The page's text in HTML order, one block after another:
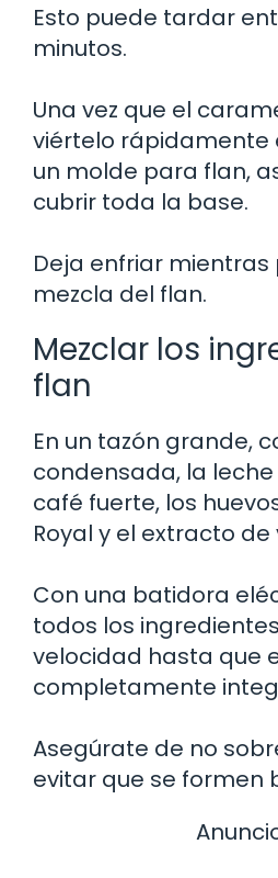
Esto puede tardar
minutos.
Una vez que el
viértelo rápidamente
un molde para flan,
cubrir toda la base.
Deja enfriar
mezcla del flan.
Mezclar los
flan
En un tazón grande,
condensada, la
café fuerte, los
Royal y el extracto de
Con una batidora
todos los
velocidad hasta que
completamente
Asegúrate de no
evitar que se formen